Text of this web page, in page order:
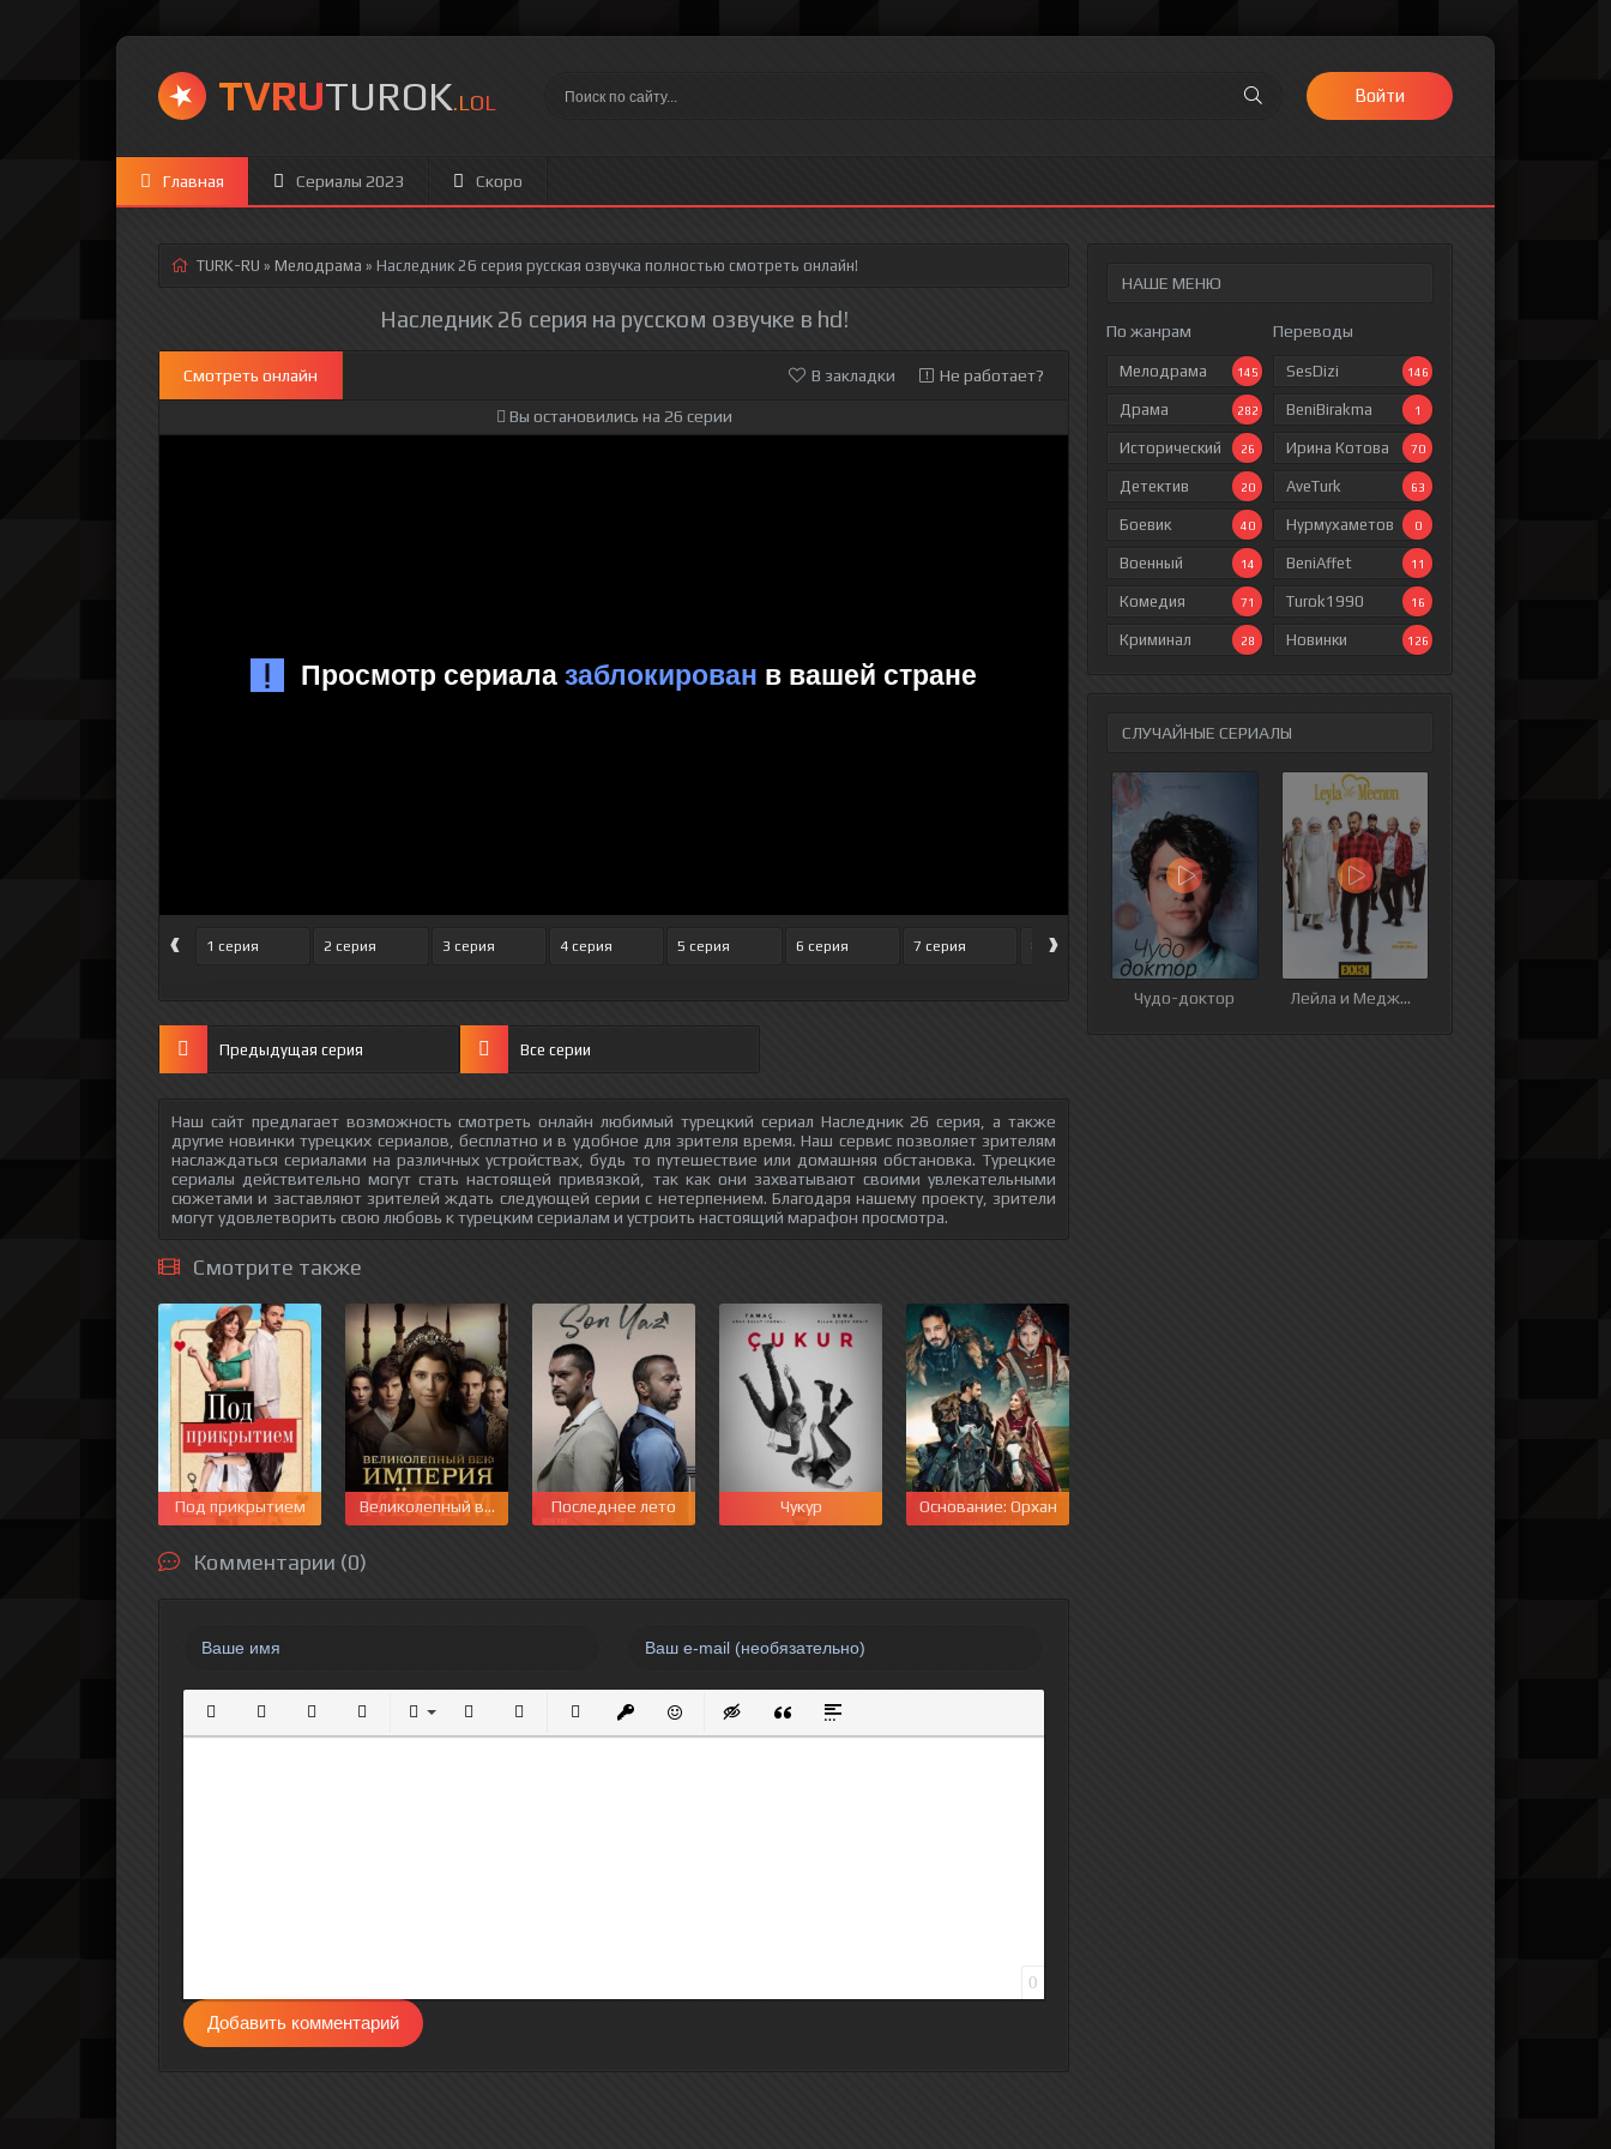
TVRUTUROK.LOL Войти
Главная Сериалы 2023 Скоро
НАШЕ МЕНЮ
По жанрам
Мелодрама 145
Драма 282
Исторический 26
Детектив 20
Боевик 40
Военный 14
Комедия 71
Криминал 28
Переводы
SesDizi 146
BeniBirakma 1
Ирина Котова 70
AveTurk 63
Нурмухаметов 0
BeniAffet 11
Turok1990 16
Новинки 126
СЛУЧАЙНЫЕ СЕРИАЛЫ
Чудо-доктор Лейла и Меджнун
TURK-RU » Мелодрама » Наследник 26 серия русская озвучка полностью смотреть онлайн!
Наследник 26 серия на русском озвучке в hd!
Смотреть онлайн В закладки Не работает?
Вы остановились на 26 серии
‹ 1 серия 2 серия 3 серия 4 серия 5 серия 6 серия 7 серия 8 серия 9 серия 11 серия
›
Предыдущая серия Все серии
Наш сайт предлагает возможность смотреть онлайн любимый турецкий сериал Наследник 26 серия, а также
другие новинки турецких сериалов, бесплатно и в удобное для зрителя время. Наш сервис позволяет зрителям
наслаждаться сериалами на различных устройствах, будь то путешествие или домашняя обстановка. Турецкие
сериалы действительно могут стать настоящей привязкой, так как они захватывают своими увлекательными
сюжетами и заставляют зрителей ждать следующей серии с нетерпением. Благодаря нашему проекту, зрители
могут удовлетворить свою любовь к турецким сериалам и устроить настоящий марафон просмотра.
Смотрите также
Под прикрытием Великолепный век. Империя Кёсем
Последнее лето Чукур Основание: Орхан
Комментарии (0)
Полужирный
КурсивПодчеркнутый
ЗачеркнутыйВыравнивание
Нумерованный список
Маркированный список
Вставить ссылку
Вставить защищенную ссылку
Вставить смайлик
Вставка скрытого текста
Вставка цитаты
Вставка спойлера
0
Добавить комментарий